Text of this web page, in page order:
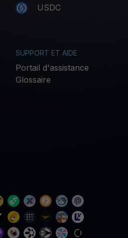
USDC
SUPPORT ET AIDE
Portail d'assistance
Glossaire